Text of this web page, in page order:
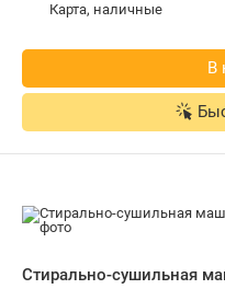
карта, наличные
В
Стирально-сушильная